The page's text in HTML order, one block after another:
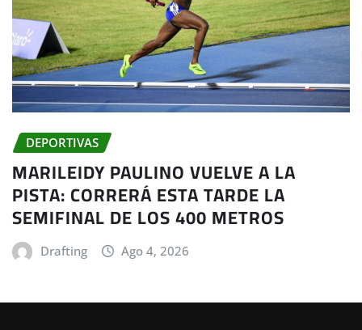
DEPORTIVAS
MARILEIDY PAULINO VUELVE A LA
PISTA: CORRERÁ ESTA TARDE LA
SEMIFINAL DE LOS 400 METROS
Drafting Ago 4, 2026